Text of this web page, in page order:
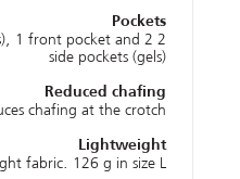
Pockets
1 front pocket and 2
side pockets (gels)
Reduced chafing
chafing at the crotch
Lightweight
fabric. 126 g in size L